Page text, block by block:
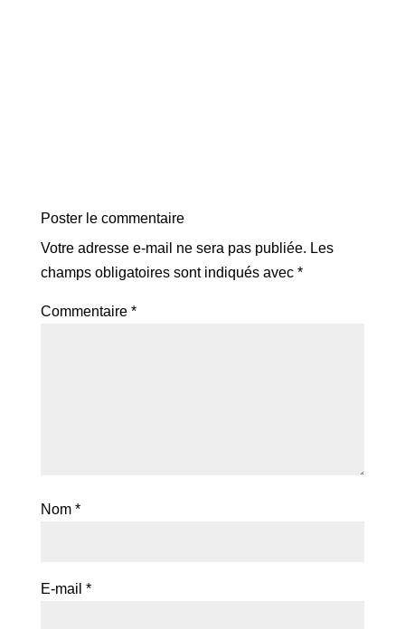
Poster le commentaire
Votre adresse e-mail ne sera pas publiée. Les
champs obligatoires sont indiqués avec *
Commentaire *
Nom *
E-mail *